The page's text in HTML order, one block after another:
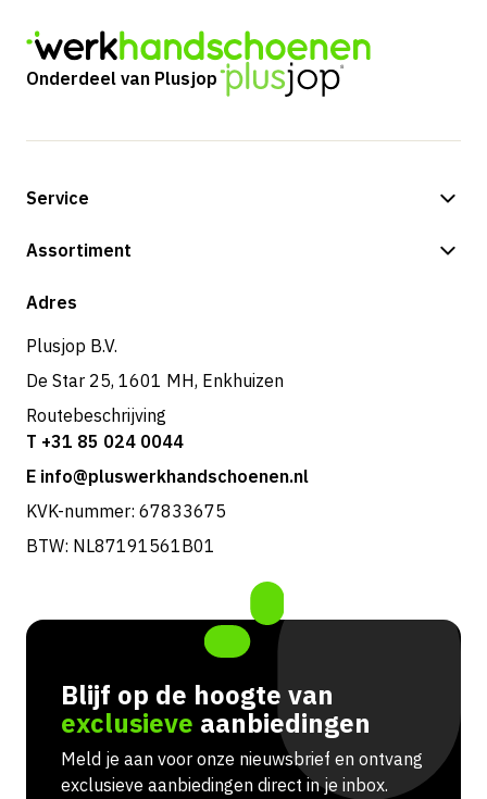
Onderdeel van Plusjop
Service
Betalingsmogelijkheden
Retouren & service
Assortiment
Shop
Adres
Plusjop B.V.
De Star 25, 1601 MH, Enkhuizen
Routebeschrijving
T +31 85 024 0044
E info@pluswerkhandschoenen.nl
KVK-nummer: 67833675
BTW: NL87191561B01
Blijf op de hoogte van
exclusieve aanbiedingen
Meld je aan voor onze nieuwsbrief en ontvang
exclusieve aanbiedingen direct in je inbox.